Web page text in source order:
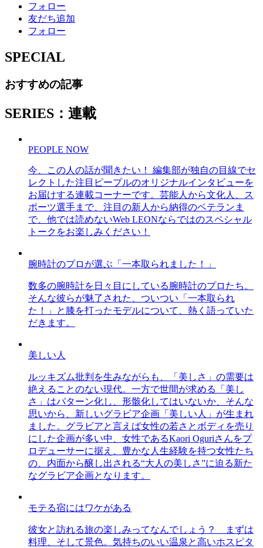
フォロー
友だち追加
フォロー
SPECIAL
おすすめの記事
SERIES：連載
PEOPLE NOW
今、この人の話が聞きたい！ 編集部が独自の目線でセ
レクトした注目ピープルのオリジナルインタビューを
お届けする連載コーナーです。芸能人から文化人、ス
ポーツ選手まで、注目の新人から納得のベテランま
で、他では読めないWeb LEONならではのスペシャル
トークをお楽しみください！
腕時計のプロが選ぶ「一本取られました！」
数多の腕時計を日々目にしている腕時計のプロたち。
そんな彼らが魅了された、ついつい「一本取られ
た！」と膝を打ったモデルについて、熱く語っていた
だきます。
美しい人
ルッキズム批判を生みながらも、「美しさ」の需要は
絶えることのない現代。一方で世間が求める「美し
さ」はパターン化し、形骸化してはいないか、そんな
思いから、新しいグラビア企画「美しい人」が生まれ
ました。グラビアと言えば女性の若さとボディを売り
にした企画が多い中、女性であるKaori Oguriさんをプ
ロデューサーに据え、豊かな人生経験を持つ女性たち
の、内面から醸し出される“大人の美しさ”に迫る新た
なグラビア企画となります。
モテる宿にはワケがある
彼女と訪れる旅の楽しみってなんでしょう？ まずは
料理、そして景色。気持ちのいい温泉と高いホスピタ